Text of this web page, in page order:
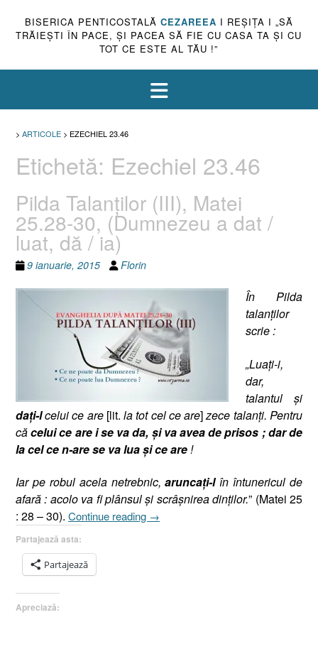
BISERICA PENTICOSTALĂ CEZAREEA I REŞIŢA I „SĂ
TRĂIEŞTI ÎN PACE, ŞI PACEA SĂ FIE CU CASA TA ŞI CU
TOT CE ESTE AL TĂU !”
> ARTICOLE > EZECHIEL 23.46
Etichetă: Ezechiel 23.46
Pilda Talanţilor (III), Matei
25.28-30, (Dumnezeu a dat /
luat, dă / ia)
9 ianuarie, 2015 Florin
În Pilda
talanţilor
scrie :
„Luaţi-i,
dar,
talantul şi
daţi-lcelui ce are [lit. la tot cel ce are]zece talanţi. Pentru
căcelui ce are i se va da, şi va avea de prisos ; dar de
la cel ce n-are se va lua şi ce are !
Iar pe robul acela netrebnic,aruncaţi-lîn întunericul de
afară : acolo va fi plânsul şi scrâşnirea dinţilor.” (Matei 25
: 28 – 30). Continue reading „Pilda
→
Partajează asta:
Partajează
Apreciază: